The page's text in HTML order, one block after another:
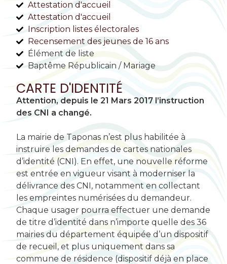
Attestation d'accueil
Attestation d'accueil
Inscription listes électorales
Recensement des jeunes de 16 ans
Élément de liste
Baptême Républicain / Mariage
CARTE D'IDENTITÉ
Attention, depuis le 21 Mars 2017 l’instruction
des CNI a changé.
La mairie de Taponas n’est plus habilitée à
instruire les demandes de cartes nationales
d’identité (CNI). En effet, une nouvelle réforme
est entrée en vigueur visant à moderniser la
délivrance des CNI, notamment en collectant
les empreintes numérisées du demandeur.
Chaque usager pourra effectuer une demande
de titre d’identité dans n’importe quelle des 36
mairies du département équipée d’un dispositif
de recueil, et plus uniquement dans sa
commune de résidence (dispositif déjà en place